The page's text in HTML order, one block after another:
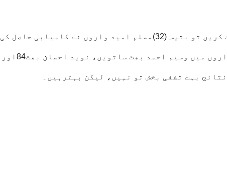
اس امتحان میں شریک مسلم امیدواروں کی بات کریں تو بتیس (32)مسلم امید واروں نے کامیابی
میں (9)لڑکیاں ہیں، سر فہرست کامیاب